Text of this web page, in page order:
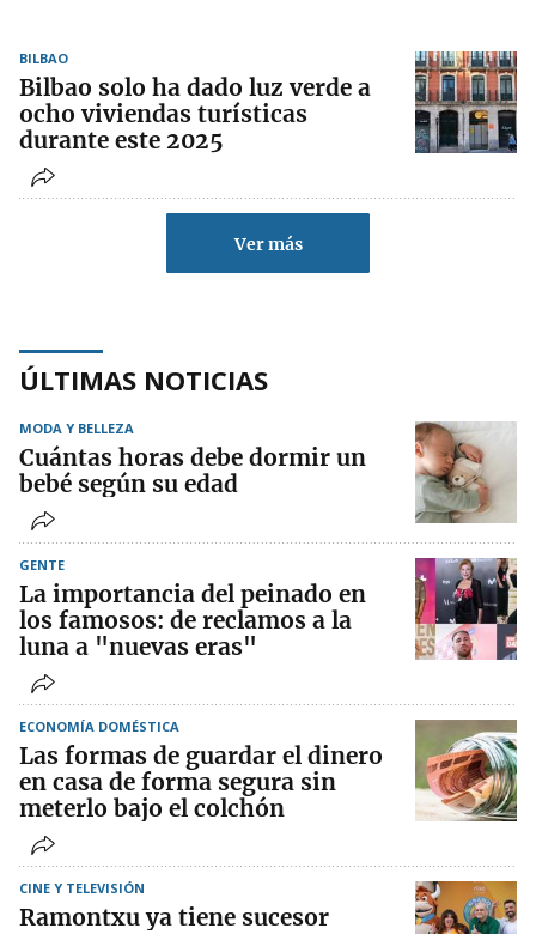
BILBAO
Bilbao solo ha dado luz verde a
ocho viviendas turísticas
durante este 2025
Ver más
ÚLTIMAS NOTICIAS
MODA Y BELLEZA
Cuántas horas debe dormir un
bebé según su edad
GENTE
La importancia del peinado en
los famosos: de reclamos a la
luna a "nuevas eras"
ECONOMÍA DOMÉSTICA
Las formas de guardar el dinero
en casa de forma segura sin
meterlo bajo el colchón
CINE Y TELEVISIÓN
Ramontxu ya tiene sucesor